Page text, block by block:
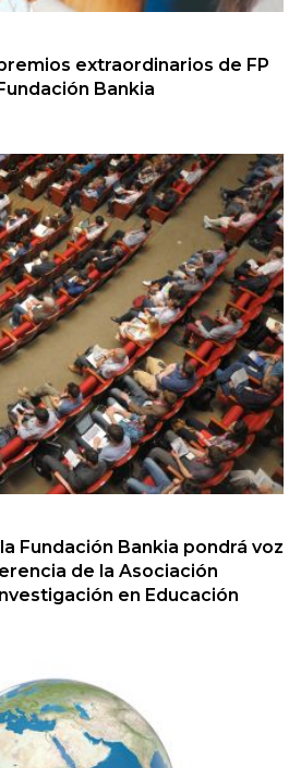
extraordinarios de FP
Bankia
Fundación Bankia pondrá voz
de la Asociación
en Educación